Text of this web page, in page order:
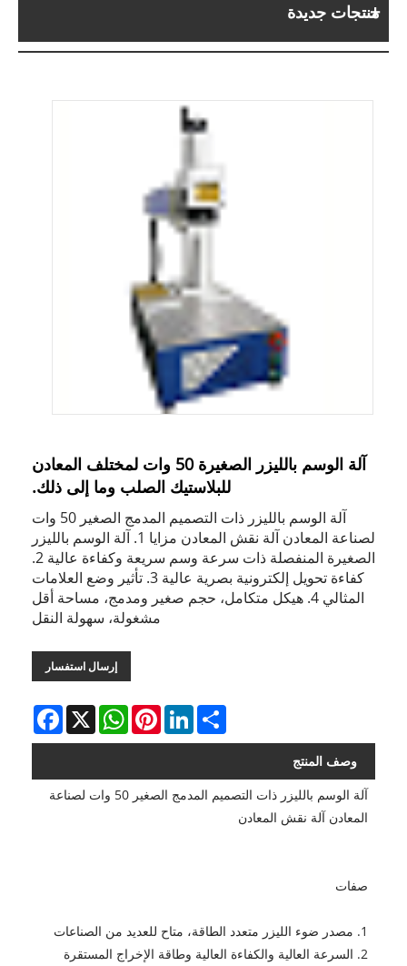
منتجات جديدة
آلة الوسم بالليزر الصغيرة 50 وات لمختلف المعادن
للبلاستيك الصلب وما إلى ذلك.
آلة الوسم بالليزر ذات التصميم المدمج الصغير 50 ​​وات
لصناعة المعادن آلة نقش المعادن مزايا 1. آلة الوسم بالليزر
الصغيرة المنفصلة ذات سرعة وسم سريعة وكفاءة عالية 2.
كفاءة تحويل إلكترونية بصرية عالية 3. تأثير وضع العلامات
المثالي 4. هيكل متكامل، حجم صغير ومدمج، مساحة أقل
مشغولة، سهولة النقل
إرسال استفسار
Facebook X
WhatsAppPinterestLinkedInShare
وصف المنتج
آلة الوسم بالليزر ذات التصميم المدمج الصغير 50 ​​وات لصناعة
المعادن آلة نقش المعادن
صفات
1. مصدر ضوء الليزر متعدد الطاقة، متاح للعديد من الصناعات
2. السرعة العالية والكفاءة العالية وطاقة الإخراج المستقرة